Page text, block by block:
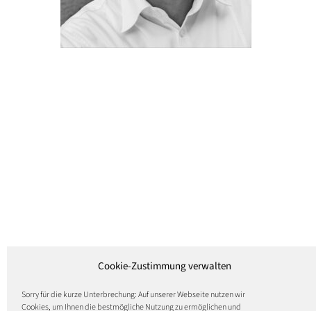
Cookie-Zustimmung verwalten
Sorry für die kurze Unterbrechung: Auf unserer Webseite nutzen wir
Cookies, um Ihnen die bestmögliche Nutzung zu ermöglichen und